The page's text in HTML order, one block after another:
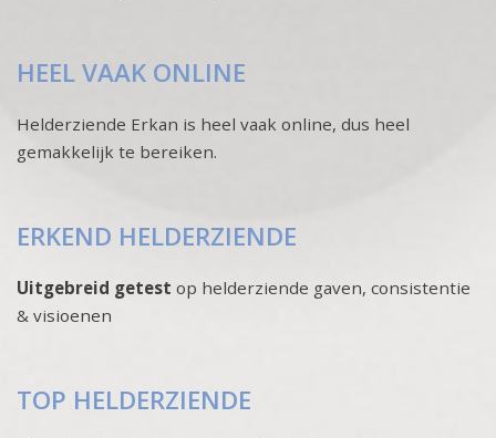
HEEL VAAK ONLINE
Helderziende Erkan is heel vaak online, dus heel
gemakkelijk te bereiken.
ERKEND HELDERZIENDE
Uitgebreid getest op helderziende gaven, consistentie
& visioenen
TOP HELDERZIENDE